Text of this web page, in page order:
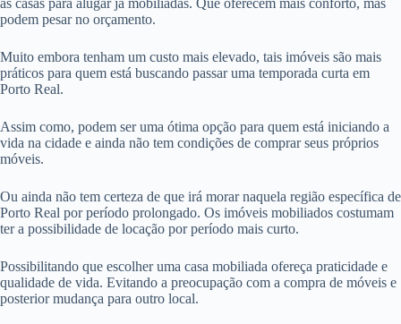
as casas para alugar já mobiliadas. Que oferecem mais conforto, mas
podem pesar no orçamento.
Muito embora tenham um custo mais elevado, tais imóveis são mais
práticos para quem está buscando passar uma temporada curta em
Porto Real.
Assim como, podem ser uma ótima opção para quem está iniciando a
vida na cidade e ainda não tem condições de comprar seus próprios
móveis.
Ou ainda não tem certeza de que irá morar naquela região específica de
Porto Real por período prolongado. Os imóveis mobiliados costumam
ter a possibilidade de locação por período mais curto.
Possibilitando que escolher uma casa mobiliada ofereça praticidade e
qualidade de vida. Evitando a preocupação com a compra de móveis e
posterior mudança para outro local.